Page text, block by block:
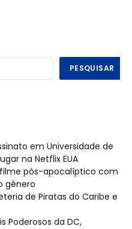
PESQUISAR
em Universidade de
na Netflix EUA
pós-apocalíptico com
gênero
de Piratas do Caribe e
Poderosos da DC,